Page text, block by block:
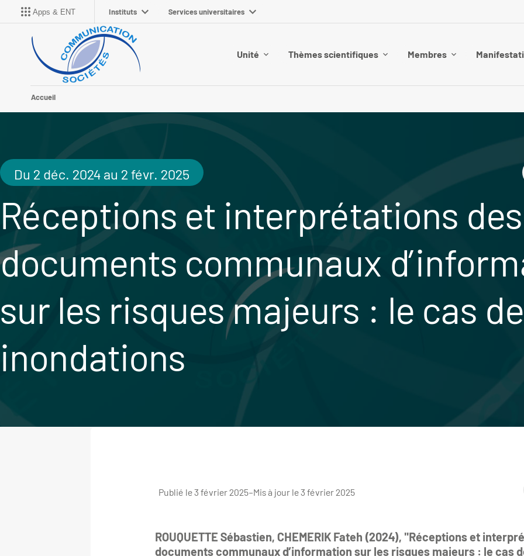
Apps & ENT Instituts Services universitaires
Unité Thèmes scientifiques Membres
Accueil
Du 2 déc. 2024 au 2 févr. 2025
Réceptions et interprétations des
documents communaux
sur les risques majeurs : le cas
inondations
Publié le 3 février 2025–Mis à jour le 3 février 2025
ROUQUETTE Sébastien, CHEMERIK Fateh (2024), "Réceptions et
documents communaux d’information sur les risques majeurs : le cas